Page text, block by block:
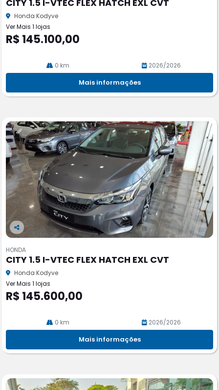
rtil
he
CITY 1.5 I-VTEC FLEX HATCH EXL CVT
Honda Kodyve
Ver Mais 1 lojas
R$ 145.100,00
0 km 2026/2026
Mais informações
Co
pa
rtil
he
HONDA
CITY 1.5 I-VTEC FLEX HATCH EXL CVT
Honda Kodyve
Ver Mais 1 lojas
R$ 145.600,00
0 km 2026/2026
Mais informações